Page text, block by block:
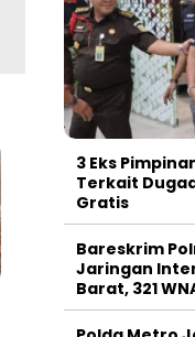
3 Eks
Terkait
Gratis
Bareskrim
Jaringan
Barat, 321